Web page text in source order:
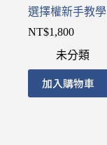
選擇權新手教學
NT$1,800
未分類
加入購物車